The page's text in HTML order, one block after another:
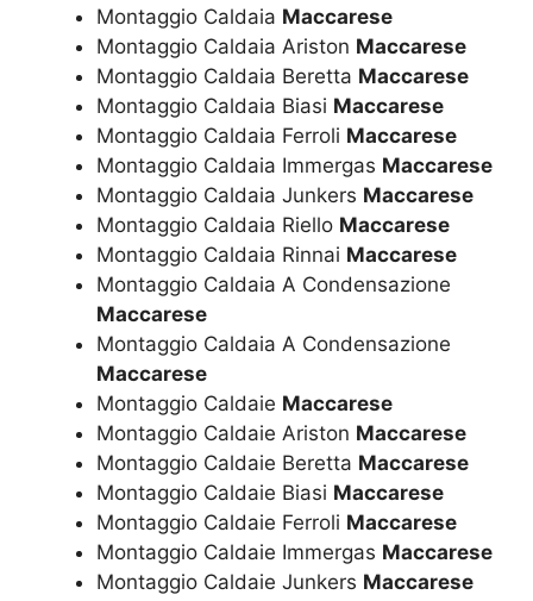
Montaggio Caldaia Maccarese
Montaggio Caldaia Ariston Maccarese
Montaggio Caldaia Beretta Maccarese
Montaggio Caldaia Biasi Maccarese
Montaggio Caldaia Ferroli Maccarese
Montaggio Caldaia Immergas Maccarese
Montaggio Caldaia Junkers Maccarese
Montaggio Caldaia Riello Maccarese
Montaggio Caldaia Rinnai Maccarese
Montaggio Caldaia A Condensazione
Maccarese
Montaggio Caldaia A Condensazione
Maccarese
Montaggio Caldaie Maccarese
Montaggio Caldaie Ariston Maccarese
Montaggio Caldaie Beretta Maccarese
Montaggio Caldaie Biasi Maccarese
Montaggio Caldaie Ferroli Maccarese
Montaggio Caldaie Immergas Maccarese
Montaggio Caldaie Junkers Maccarese